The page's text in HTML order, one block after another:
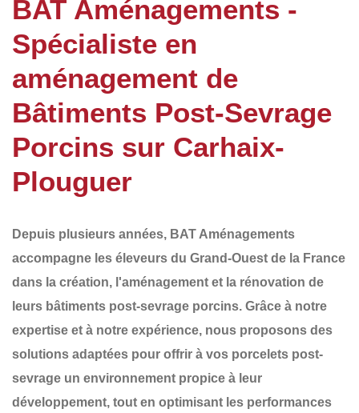
BAT Aménagements -
Spécialiste en
aménagement de
Bâtiments Post-Sevrage
Porcins sur Carhaix-
Plouguer
Depuis plusieurs années, BAT Aménagements
accompagne les éleveurs du Grand-Ouest de la France
dans la création, l'aménagement et la rénovation de
leurs bâtiments post-sevrage porcins. Grâce à notre
expertise et à notre expérience, nous proposons des
solutions adaptées pour offrir à vos porcelets post-
sevrage un environnement propice à leur
développement, tout en optimisant les performances